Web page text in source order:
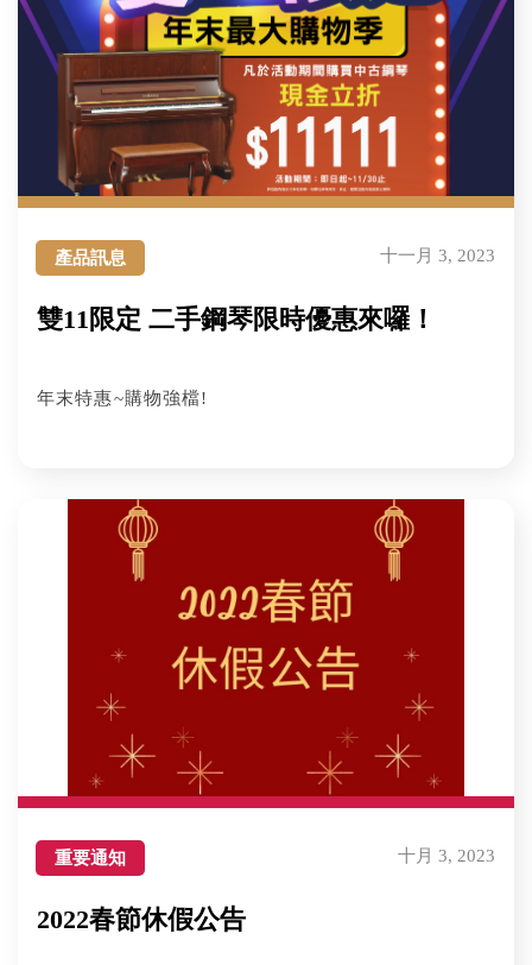
產品訊息 十一月 3, 2023
雙11限定 二手鋼琴限時優惠來囉！
年末特惠~購物強檔!
重要通知 十月 3, 2023
2022春節休假公告